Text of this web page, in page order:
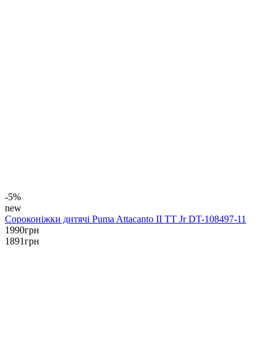
-5%
new
Сороконіжки дитячі Puma Attacanto II TT Jr DT-108497-11
1990грн
1891грн